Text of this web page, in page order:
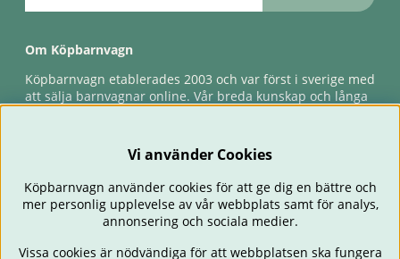
Om Köpbarnvagn
Köpbarnvagn etablerades 2003 och var först i sverige med
att sälja barnvagnar online. Vår breda kunskap och långa
förlossningsgaranti & förlängd ångerrätt.
Vi använder Cookies
Köpbarnvagn använder cookies för att ge dig en bättre och
mer personlig upplevelse av vår webbplats samt för analys,
annonsering och sociala medier.
Vissa cookies är nödvändiga för att webbplatsen ska fungera